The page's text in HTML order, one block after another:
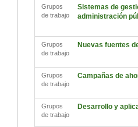
Grupos
de trabajo
Sistemas de
administración
Grupos
de trabajo
Nuevas fuentes
Grupos
de trabajo
Campañas de
Grupos
de trabajo
Desarrollo y